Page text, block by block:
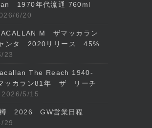
1970年代流通 760ml
6/20
M ザマッカラン
ンタ 2020リリース 45%
23
The Reach 1940-
ッカラン81年 ザ リーチ
2026/5/15
樽 2026 GW営業日程
29